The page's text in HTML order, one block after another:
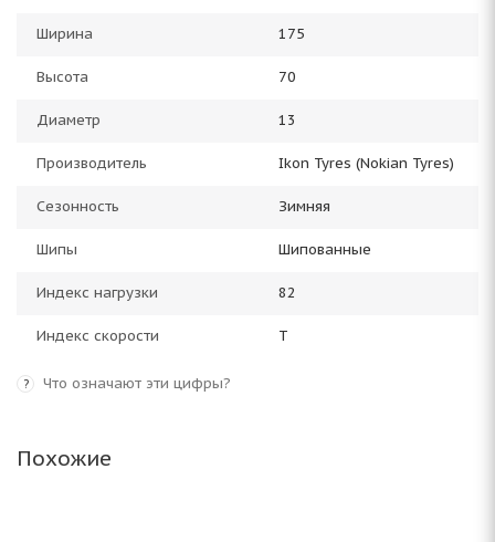
Ширина 175
Высота 70
Диаметр 13
Производитель Ikon Tyres (Nokian Tyres)
Сезонность Зимняя
Шипы Шипованные
Индекс нагрузки 82
Индекс скорости T
? Что означают эти цифры?
Похожие